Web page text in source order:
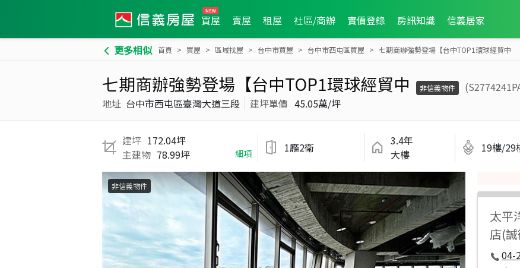
買屋 賣屋 租屋 社區/商辦 實價登錄 房訊知識 信義居家
更多相似 首頁 買屋 區域找屋 台中市買屋 台中市西屯區買屋 七期商辦強勢登場【台中TOP1環球經貿中
七期商辦強勢登場【台中TOP1環球經貿中 非信義物件
地址 台中市西屯區臺灣大道三段 建坪單價 45.05萬/坪
建坪 172.04坪
主建物 78.99坪 細項 1廳2衛
3.4年
大樓
19樓/29
非信義物件
太平
店(
04-